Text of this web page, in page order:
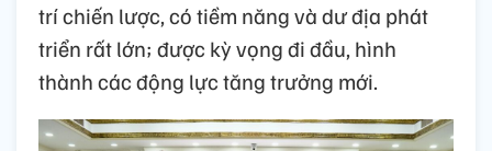
trí chiến lược, có tiềm năng và dư địa phát
triển rất lớn; được kỳ vọng đi đầu, hình
thành các động lực tăng trưởng mới.